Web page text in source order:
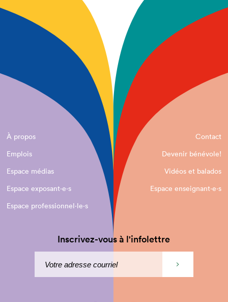
À propos
Contact
Emplois
Devenir bénévole!
Espace médias
Vidéos et balados
Espace exposant·e⋅s
Espace enseignant·e⋅s
Espace professionnel·le⋅s
Inscrivez-vous à l'infolettre